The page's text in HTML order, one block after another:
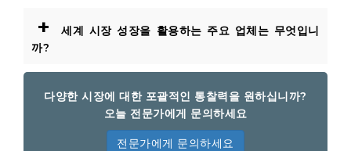
+
세계 시장 성장을 활용하는 주요 업체는 무엇입니
까?
다양한 시장에 대한 포괄적인 통찰력을 원하십니까?
오늘 전문가에게 문의하세요
전문가에게 문의하세요